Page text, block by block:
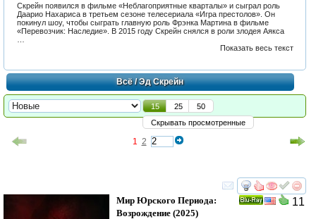
Скрейн появился в фильме «Неблагоприятные кварталы» и сыграл роль
Даарио Нахариса в третьем сезоне телесериала «Игра престолов». Он
покинул шоу, чтобы сыграть главную роль Фрэнка Мартина в фильме
«Перевозчик: Наследие». В 2015 году Скрейн снялся в роли злодея Аякса
Показать весь текст
Всё/ Эд Скрейн
15 25
50
Скрывать просмотренные
1 2
смотреть
11
Мир Юрского Периода:
Возрождение (2025)